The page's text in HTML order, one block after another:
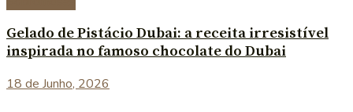
Gelado de Pistácio Dubai: a receita irresistível
inspirada no famoso chocolate do Dubai
18 de Junho, 2026